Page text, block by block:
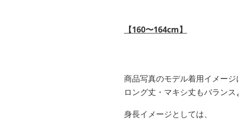
【160〜164cm】
商品写真のモデル着用イメージ
ロング丈・マキシ丈もバランス
身長イメージとしては、